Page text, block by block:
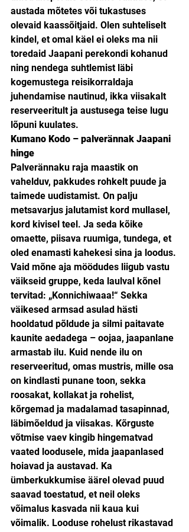
austada mõtetes või tukastuses
olevaid kaassõitjaid. Olen suhteliselt
kindel, et omal käel ei oleks ma nii
toredaid Jaapani perekondi kohanud
ning nendega suhtlemist läbi
kogemustega reisikorraldaja
juhendamise nautinud, ikka viisakalt
reserveeritult ja austusega teise lugu
lõpuni kuulates.
Kumano Kodo – palverännak Jaapani
hinge
Palverännaku raja maastik on
vahelduv, pakkudes rohkelt puude ja
taimede uudistamist. On palju
metsavarjus jalutamist kord mullasel,
kord kivisel teel. Ja seda kõike
omaette, piisava ruumiga, tundega, et
oled enamasti kahekesi sina ja loodus.
Vaid mõne aja möödudes liigub vastu
väikseid gruppe, keda laulval kõnel
tervitad: „Konnichiwaaa!“ Sekka
väikesed armsad asulad hästi
hooldatud põldude ja silmi paitavate
kaunite aedadega – oojaa, jaapanlane
armastab ilu. Kuid nende ilu on
reserveeritud, omas mustris, mille osa
on kindlasti punane toon, sekka
roosakat, kollakat ja rohelist,
kõrgemad ja madalamad tasapinnad,
läbimõeldud ja viisakas. Kõrguste
võtmise vaev kingib hingematvad
vaated loodusele, mida jaapanlased
hoiavad ja austavad. Ka
ümberkukkumise äärel olevad puud
saavad toestatud, et neil oleks
võimalus kasvada nii kaua kui
võimalik. Looduse rohelust rikastavad